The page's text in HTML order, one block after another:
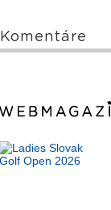
Komentáre